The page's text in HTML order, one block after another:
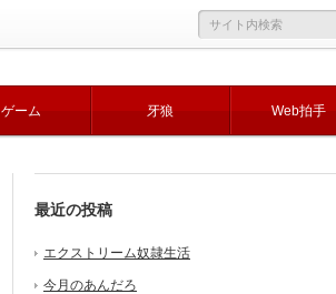
ゲーム 牙狼 Web拍手
最近の投稿
エクストリーム奴隷生活
今月のあんだろ